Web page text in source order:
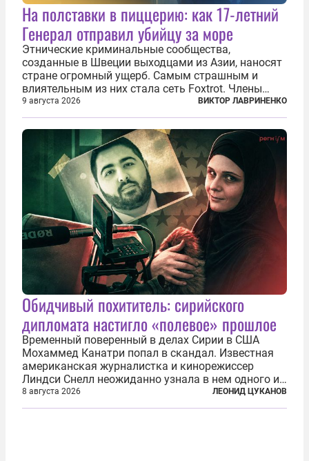
На полставки в пиццерию: как 17-летний
Генерал отправил убийцу за море
Этнические криминальные сообщества,
созданные в Швеции выходцами из Азии, наносят
стране огромный ущерб. Самым страшным и
влиятельным из них стала сеть Foxtrot. Члены
этой сети не только убивают и грабят шведов,
подсаживают их на наркотики, но и совершают
нечто еще даже более страшное — массово...
9 августа 2026 ВИКТОР ЛАВРИНЕНКО
Обидчивый похититель: сирийского
дипломата настигло «полевое» прошлое
Временный поверенный в делах Сирии в США
Мохаммед Канатри попал в скандал. Известная
американская журналистка и кинорежиссер
Линдси Снелл неожиданно узнала в нем одного из
бандитов, похитивших ее в сирийском Алеппо в
2016 году. Журналистка убеждена, что Канатри, в
8 августа 2026 ЛЕОНИД ЦУКАНОВ